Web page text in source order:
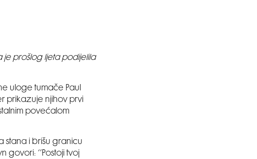
je prošlog ljeta podijelila
uloge tumače Paul
prikazuje njihov prvi
povećalom
stana i brišu granicu
‘’Postoji tvoj